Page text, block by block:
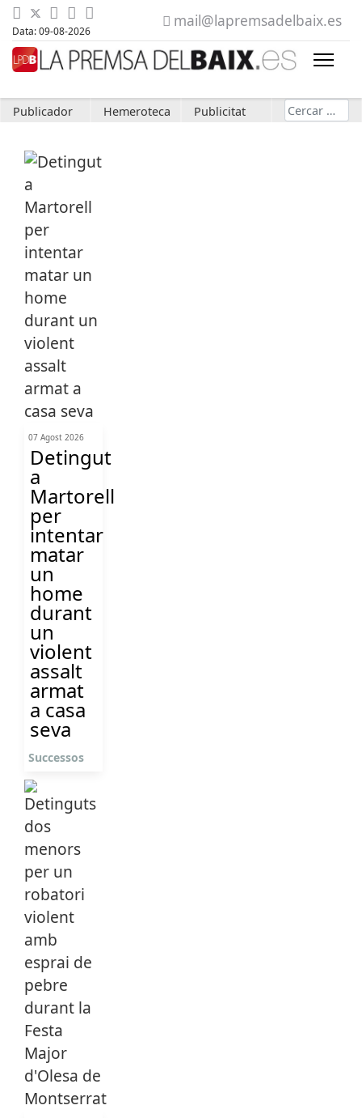
Data: 09-08-2026
mail@lapremsadelbaix.es
Publicador Hemeroteca Publicitat Cerca
07 Agost 2026
Detingut
a
Martorell
per
intentar
matar
un
home
durant
un
violent
assalt
armat
a casa
seva
Successos